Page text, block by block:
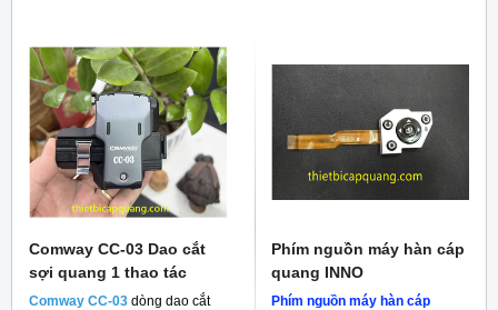
Comway CC-03 Dao cắt
sợi quang 1 thao tác
Comway CC-03 dòng dao cắt
Phím nguồn máy hàn cáp
quang INNO
Phím nguồn máy hàn cáp